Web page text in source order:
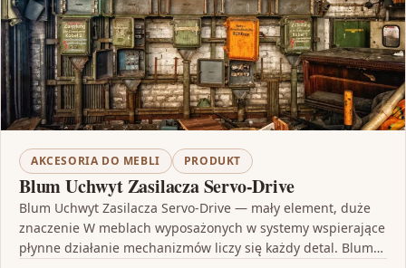
AKCESORIA DO MEBLI PRODUKT
Blum Uchwyt Zasilacza Servo-Drive
Blum Uchwyt Zasilacza Servo-Drive — mały element, duże
znaczenie W meblach wyposażonych w systemy wspierające
płynne działanie mechanizmów liczy się każdy detal. Blum